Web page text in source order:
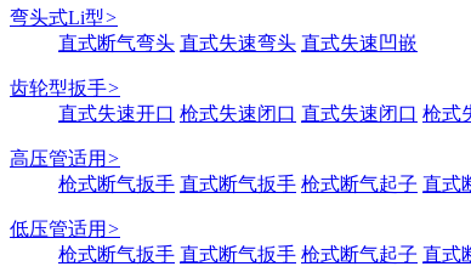
弯头式Li型>
直式断气弯头 直式失速弯头 直式失速凹嵌
齿轮型扳手>
直式失速开口 枪式失速闭口 直式失速闭口 枪式
高压管适用 >
枪式断气扳手 直式断气扳手 枪式断气起子 直式
低压管适用 >
枪式断气扳手 直式断气扳手 枪式断气起子 直式